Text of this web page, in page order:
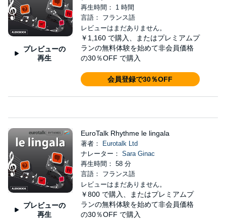
プレビューの
再生
再生時間： 1 時間
言語： フランス語
レビューはまだありません。
￥1,160 で購入、またはプレミアムプ
ランの無料体験を始めて非会員価格
の30％OFF で購入
会員登録で30％OFF
プレビューの
再生
EuroTalk Rhythme le lingala
著者：
Eurotalk Ltd
ナレーター： Sara Ginac
再生時間： 58 分
言語： フランス語
レビューはまだありません。
￥800 で購入、またはプレミアムプ
ランの無料体験を始めて非会員価格
の30％OFF で購入